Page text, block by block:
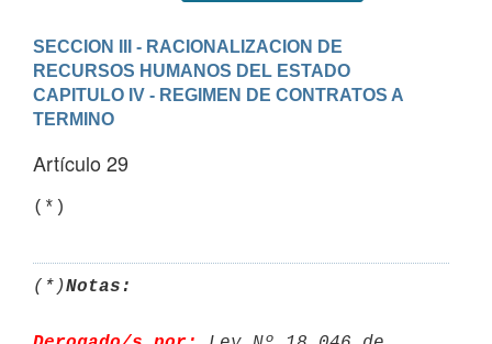
SECCION III - RACIONALIZACION DE
RECURSOS HUMANOS DEL ESTADO
CAPITULO IV - REGIMEN DE CONTRATOS A
TERMINO
Artículo 29
(*)Notas: